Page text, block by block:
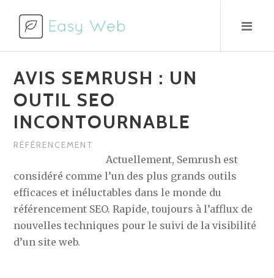
contenu
AVIS SEMRUSH : UN
OUTIL SEO
INCONTOURNABLE
RÉFÉRENCEMENT
Actuellement, Semrush est
considéré comme l’un des plus grands outils
efficaces et inéluctables dans le monde du
référencement SEO. Rapide, toujours à l’afflux de
nouvelles techniques pour le suivi de la visibilité
d’un site web.